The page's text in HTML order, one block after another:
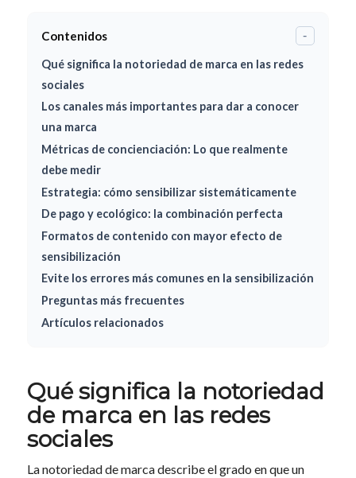
Contenidos -
Qué significa la notoriedad de marca en las redes
sociales
Los canales más importantes para dar a conocer
una marca
Métricas de concienciación: Lo que realmente
debe medir
Estrategia: cómo sensibilizar sistemáticamente
De pago y ecológico: la combinación perfecta
Formatos de contenido con mayor efecto de
sensibilización
Evite los errores más comunes en la sensibilización
Preguntas más frecuentes
Artículos relacionados
Qué significa la notoriedad
de marca en las redes
sociales
La notoriedad de marca describe el grado en que un